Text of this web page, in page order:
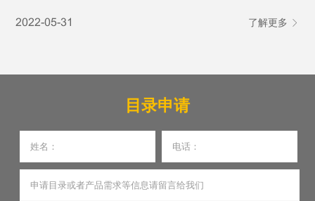
成自动化输送、加工、分拣、检测等核心工序，是制造业从
2022-05-31 了解更多
目录申请